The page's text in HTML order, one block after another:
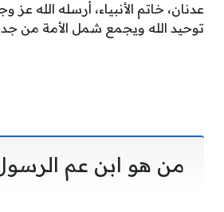
عدنان، خاتم الأنبياء، أرسله الله عز
توحيد الله ويجمع شمل الأمة من
من هو ابن عم